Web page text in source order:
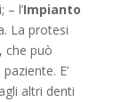
l’Impianto
La protesi
che può
E’
altri denti